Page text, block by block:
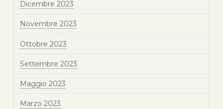
Dicembre 2023
Novembre 2023
Ottobre 2023
Settembre 2023
Maggio 2023
Marzo 2023